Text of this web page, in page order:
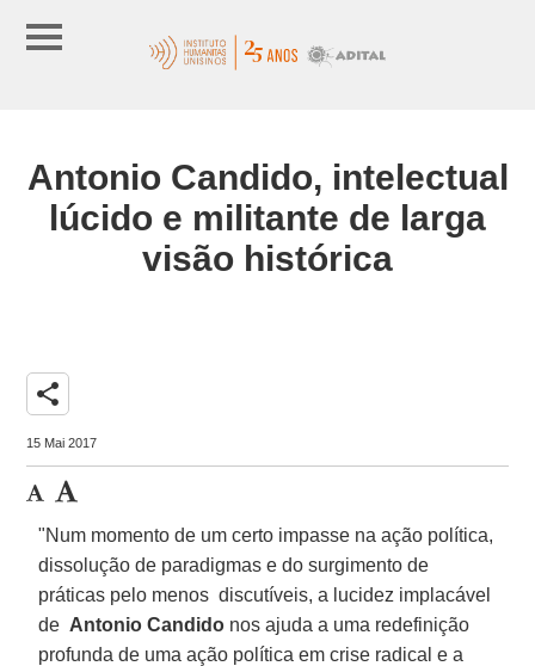
Antonio Candido, intelectual
lúcido e militante de larga
visão histórica
share
15 Mai 2017
"Num momento de um certo impasse na ação política,
dissolução de paradigmas e do surgimento de
práticas pelo menos discutíveis, a lucidez implacável
de Antonio Candido nos ajuda a uma redefinição
profunda de uma ação política em crise radical e a